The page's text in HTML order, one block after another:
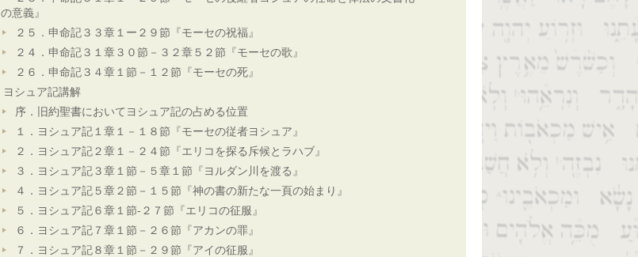
の意義』
２５．申命記３３章１ー２９節『モーセの祝福』
２４．申命記３１章３０節－３２章５２節『モーセの歌』
２６．申命記３４章１節－１２節『モーセの死』
ヨシュア記講解
序．旧約聖書においてヨシュア記の占める位置
１．ヨシュア記１章１－１８節『モーセの従者ヨシュア』
２．ヨシュア記２章１－２４節『エリコを探る斥候とラハブ』
３．ヨシュア記３章１節－５章１節『ヨルダン川を渡る』
４．ヨシュア記５章２節－１５節『神の書の新たな一頁の始まり』
５．ヨシュア記６章１節-２７節『エリコの征服』
６．ヨシュア記７章１節－２６節『アカンの罪』
７．ヨシュア記８章１節－２９節『アイの征服』